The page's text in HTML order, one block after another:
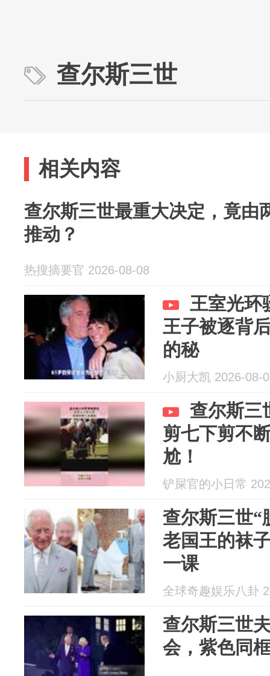
查尔斯三世
相关内容
查尔斯三世最重大决定，竟由
推动？
热搜摘要官 2026-08-08
王室光环
王子被逐背
的秘
小厨大凯 2026-08-
查尔斯三
剪七下剪不
尬！
铲屎官的小日常
查尔斯三世“
老国王的袜
一课
全球奇趣娱乐八卦
查尔斯三世
会，紫色同